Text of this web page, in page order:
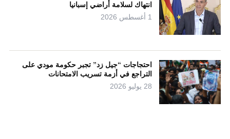
انتهاك لسلامة أراضي إسبانيا
1 أغسطس 2026
احتجاجات “جيل زد” تجبر حكومة مودي على
التراجع في أزمة تسريب الامتحانات
28 يوليو 2026